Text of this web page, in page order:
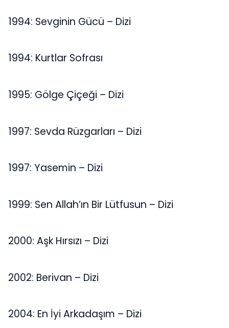
1994: Sevginin Gücü – Dizi
1994: Kurtlar Sofrası
1995: Gölge Çiçeği – Dizi
1997: Sevda Rüzgarları – Dizi
1997: Yasemin – Dizi
1999: Sen Allah’ın Bir Lütfusun – Dizi
2000: Aşk Hırsızı – Dizi
2002: Berivan – Dizi
2004: En İyi Arkadaşım – Dizi